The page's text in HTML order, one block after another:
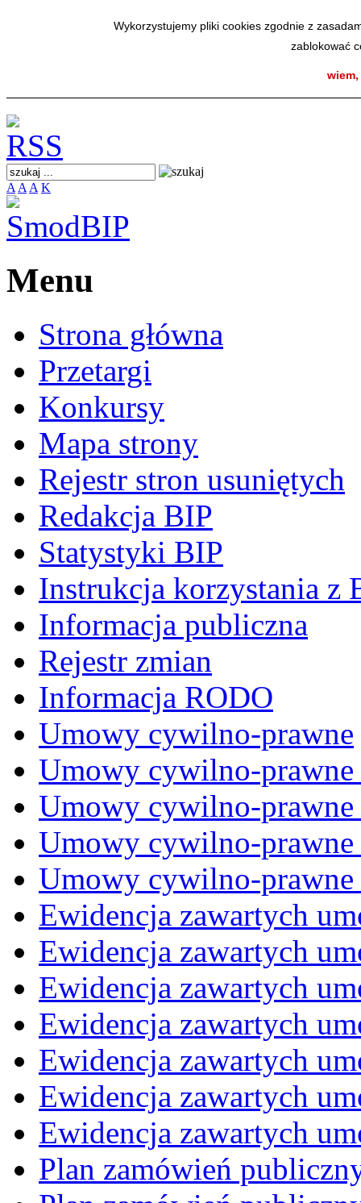
Wykorzystujemy pliki cookies zgodnie z
zablokować
SmodBIP
A A A K
Menu
Strona główna
Przetargi
Konkursy
Mapa strony
Rejestr stron usuniętych
Redakcja BIP
Statystyki BIP
Instrukcja korzystania z
Informacja publiczna
Rejestr zmian
Informacja RODO
Umowy cywilno-prawne
Umowy cywilno-prawne
Umowy cywilno-prawne
Umowy cywilno-prawne
Umowy cywilno-prawne
Ewidencja zawartych
Ewidencja zawartych
Ewidencja zawartych
Ewidencja zawartych
Ewidencja zawartych
Ewidencja zawartych
Ewidencja zawartych
Plan zamówień